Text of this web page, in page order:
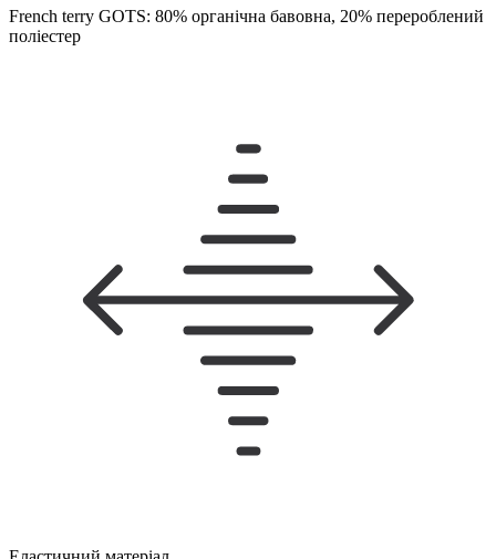
French terry GOTS: 80% органічна бавовна, 20% перероблений
поліестер